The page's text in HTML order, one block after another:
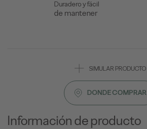
Duradero y fácil
de mantener
SIMULAR PRODUCTO
DONDE COMPRAR
Información de producto